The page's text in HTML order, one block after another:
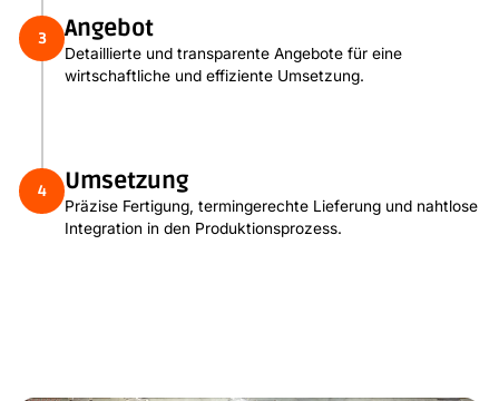
3 Angebot
Detaillierte und transparente Angebote für eine
wirtschaftliche und effiziente Umsetzung.
4 Umsetzung
Präzise Fertigung, termingerechte Lieferung und nahtlose
Integration in den Produktionsprozess.